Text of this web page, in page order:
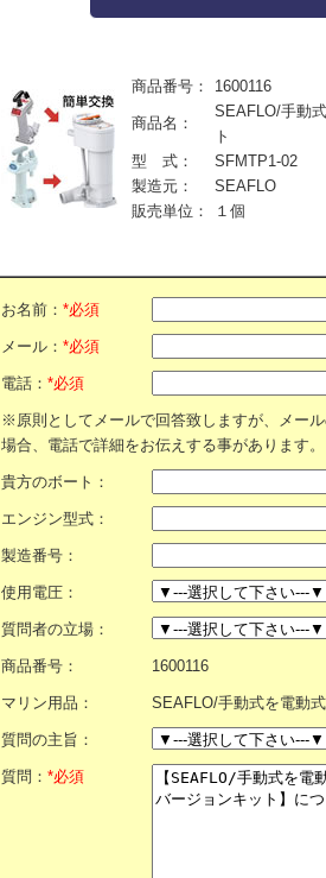
商品番号： 1600116
商品名：
SEAFLO/手動
ト
型 式：
SFMTP1-02
製造元：
SEAFLO
販売単位：
１個
お名前： *必須
メール： *必須
電話： *必須
※原則としてメールで回答致しますが、メー
場合、電話で詳細をお伝えする事があります。
貴方のボート：
エンジン型式：
製造番号：
使用電圧：
質問者の立場：
商品番号： 1600116
マリン用品： SEAFLO/手動式を電動
質問の主旨：
質問： *必須